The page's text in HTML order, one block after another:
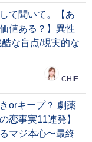
て聞いて。【あ
値ある？】異性
な盲点/現実的な
CHIE
orキープ？ 劇薬
恋事実11連発】
マジ本心〜最終